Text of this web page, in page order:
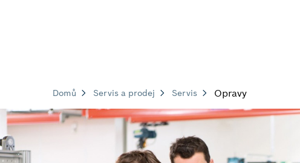
Domů Servis a prodej Servis Opravy